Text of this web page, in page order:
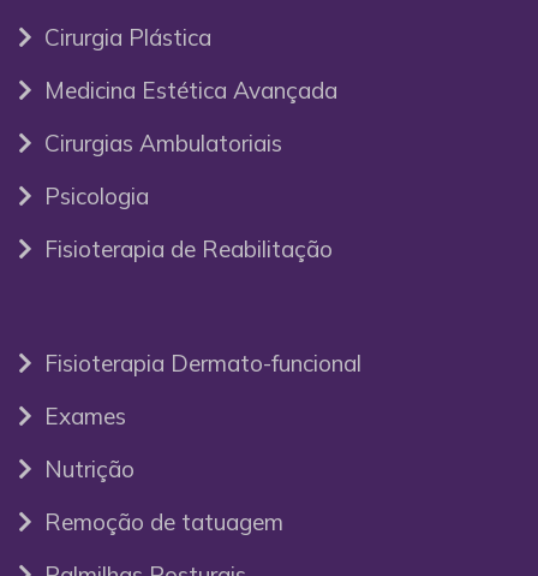
Cirurgia Plástica
Medicina Estética Avançada
Cirurgias Ambulatoriais
Psicologia
Fisioterapia de Reabilitação
Fisioterapia Dermato-funcional
Exames
Nutrição
Remoção de tatuagem